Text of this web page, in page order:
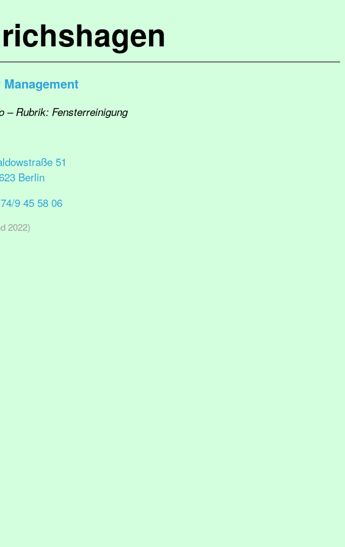
– Rubrik: Fensterreinigung
51
Berlin
9 45 58 06
2022)